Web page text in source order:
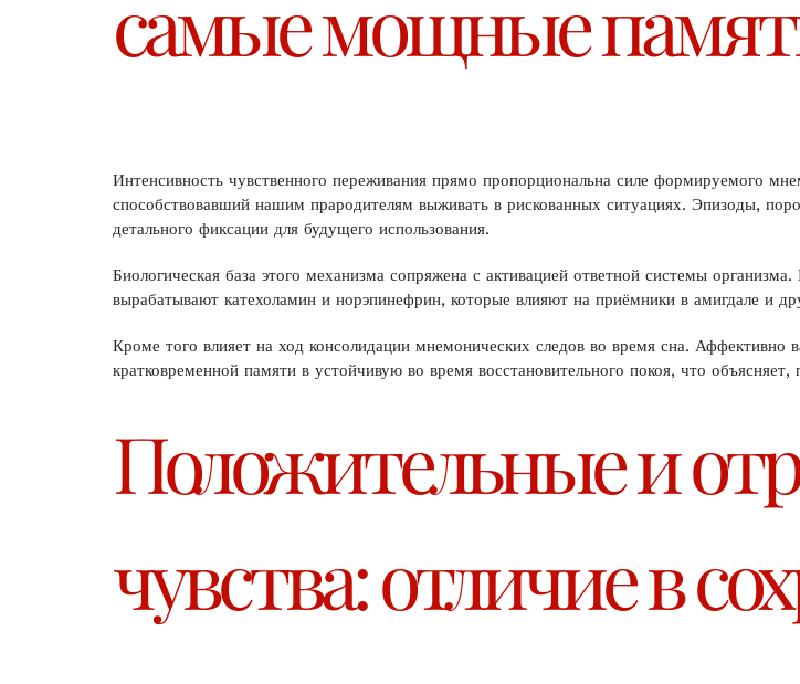
самые мощные
Интенсивность чувственного переживания прямо пропорциональна силе формируемого
способствовавший нашим прародителям выживать в рискованных ситуациях. Эпизоды,
детального фиксации для будущего использования.
Биологическая база этого механизма сопряжена с активацией ответной системы
вырабатывают катехоламин и норэпинефрин, которые влияют на приёмники в амигдале и
Кроме того влияет на ход консолидации мнемонических следов во время сна.
кратковременной памяти в устойчивую во время восстановительного покоя, что
Положительные и
чувства: отличие в